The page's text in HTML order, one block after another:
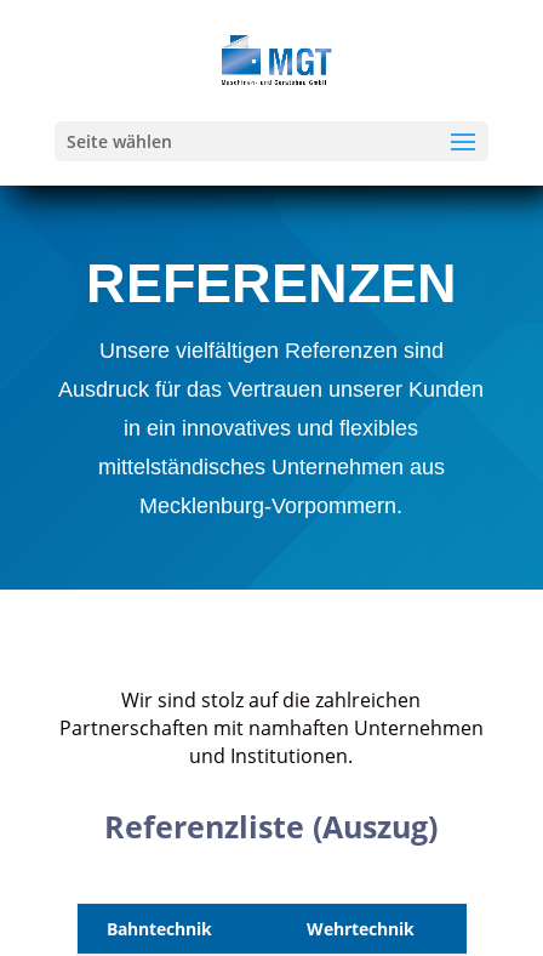
Seite wählen
REFERENZEN
Unsere vielfältigen Referenzen sind
Ausdruck für das Vertrauen unserer Kunden
in ein innovatives und flexibles
mittelständisches Unternehmen aus
Mecklenburg-Vorpommern.
Wir sind stolz auf die zahlreichen
Partnerschaften mit namhaften Unternehmen
und Institutionen.
Referenzliste (Auszug)
Bahntechnik Wehrtechnik